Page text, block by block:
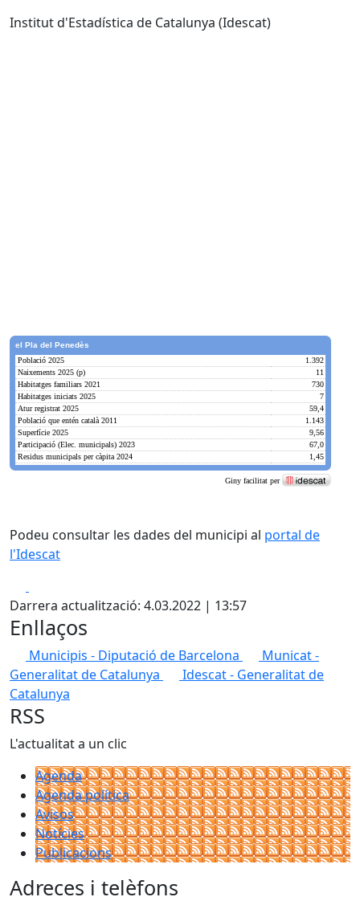
Institut d'Estadística de Catalunya (Idescat)
Podeu consultar les dades del municipi al portal de
l'Idescat
Darrera actualització: 4.03.2022 | 13:57
Enllaços
Municipis - Diputació de Barcelona
Municat -
Generalitat de Catalunya
Idescat - Generalitat de
Catalunya
RSS
L'actualitat a un clic
Agenda
Agenda política
Avisos
Notícies
Publicacions
Adreces i telèfons